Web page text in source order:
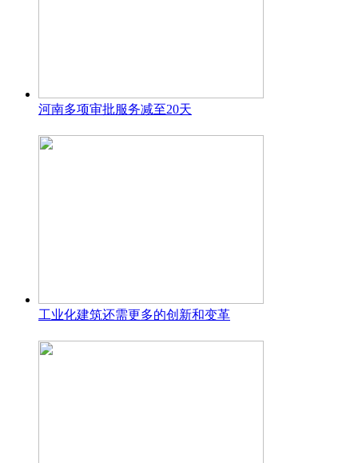
河南多项审批服务减至20天
工业化建筑还需更多的创新和变革